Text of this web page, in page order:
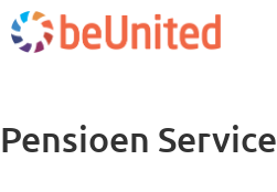
Pensioen Service